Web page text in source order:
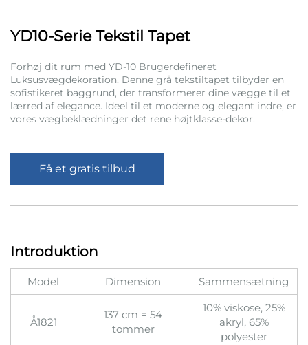
YD10-Serie Tekstil Tapet
Forhøj dit rum med YD-10 Brugerdefineret
Luksusvægdekoration. Denne grå tekstiltapet tilbyder en
sofistikeret baggrund, der transformerer dine vægge til et
lærred af elegance. Ideel til et moderne og elegant indre, er
vores vægbeklædninger det rene højtklasse-dekor.
Få et gratis tilbud
Introduktion
Model Dimension Sammensætning
Å1821
137 cm = 54
tommer
10% viskose, 25%
akryl, 65%
polyester